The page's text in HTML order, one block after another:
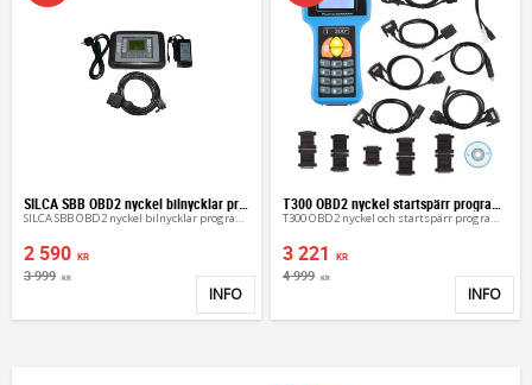
SILCA SBB OBD2 nyckel bilnycklar programmering
SILCA SBB OBD2 nyckel bilnycklar programmering
2 590 KR
3 999 KR
Lägg till i favoriter
INFO
T300 OBD2 nyckel startspärr programmering
T300 OBD2 nyckel och startspärr programmeringsverktyg
3 221 KR
4 999 KR
INFO